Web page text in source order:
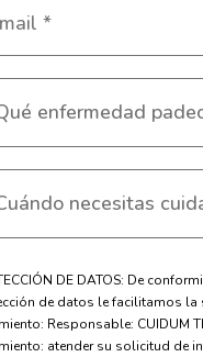
DE DATOS: De
de datos le facilitamos la
Responsable: CUIDUM
atender su solicitud de